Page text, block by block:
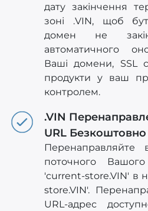
дату закінчення
зоні .VIN, щоб
домен не
автоматичного
Ваші домени, SSL
продукти у ваш
контролем.
.VIN
URL Безкоштовно
Перенаправляйте
поточного
'current-store.VIN' в
store.VIN'.
URL-адрес